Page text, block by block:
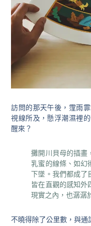
訪問的那天午後，霪雨
視線所及，懸浮潮濕裡
醒來？
攤開川貝母的插畫
乳蜜的線條、如幻
下墜。我們都成了
皆在直觀的感知外
現實之內，也潺潺
不曉得除了公里數，與